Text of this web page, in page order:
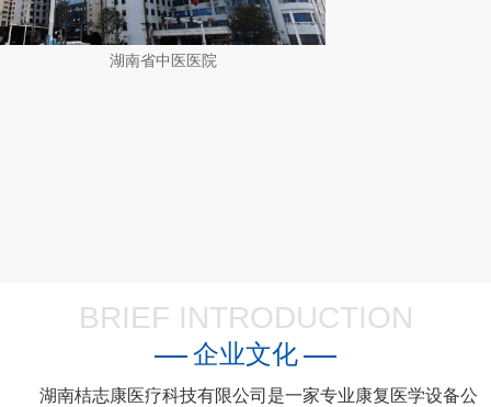
湖南省中医医院
BRIEF INTRODUCTION
企业文化
湖南桔志康医疗科技有限公司是一家专业康复医学设备公